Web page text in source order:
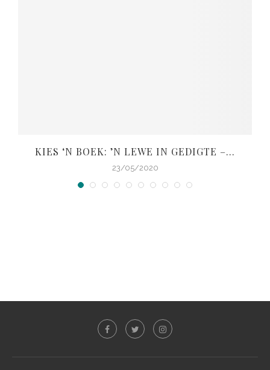
KIES ‘N BOEK: ’N LEWE IN GEDIGTE –...
23/05/2020